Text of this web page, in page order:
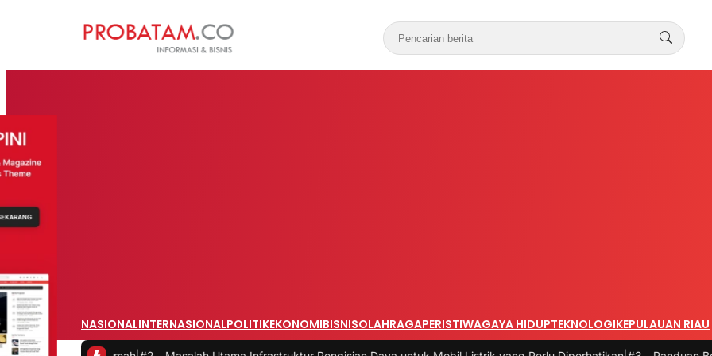
NASIONALINTERNASIONALPOLITIKEKONOMIBISNISOLAHRAGAPERISTIWAGAYA HIDUPTEKNOLOGIKEPULAUAN RIAU